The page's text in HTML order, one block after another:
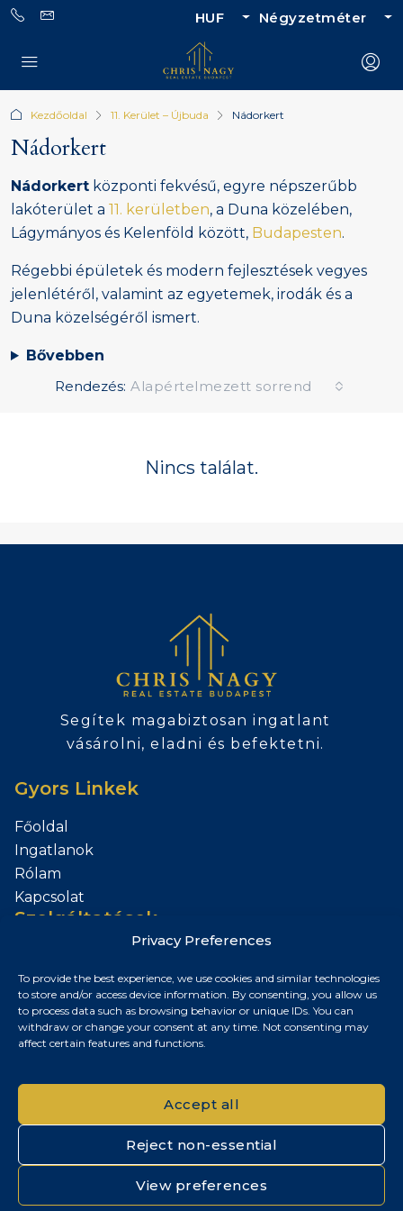
Privacy Preferences
To provide the best experience, we use cookies and similar technologies
to store and/or access device information. By consenting, you allow us
to process data such as browsing behavior or unique IDs. You can
withdraw or change your consent at any time. Not consenting may
affect certain features and functions.
Accept all
Reject non-essential
View preferences
HUF Négyzetméter
Kezdőoldal 11. Kerület – Újbuda Nádorkert
Nádorkert
Nádorkert központi fekvésű, egyre népszerűbb
lakóterület a 11. kerületben, a Duna közelében,
Lágymányos és Kelenföld között, Budapesten.
Régebbi épületek és modern fejlesztések vegyes
jelenlétéről, valamint az egyetemek, irodák és a
Duna közelségéről ismert.
Bővebben
Rendezés: Alapértelmezett sorrend
Nincs találat.
Segítek magabiztosan ingatlant
vásárolni, eladni és befektetni.
Gyors Linkek
Főoldal
Ingatlanok
Rólam
Kapcsolat
Szolgáltatások
Kapcsolat
Budapest, Magyarország
+36 30 687 6790
© 2026 Chris Nagy Real Estate. Minden jog fenntartva.
Adatvédelmi tájékoztató|Cookie szabályzat